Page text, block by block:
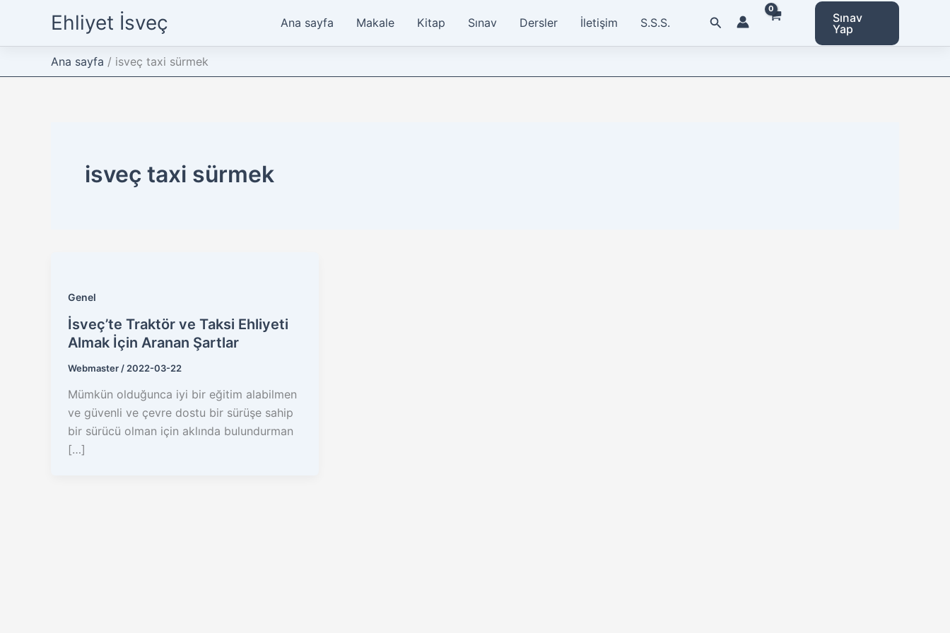
Ehliyet İsveç Ana sayfa Makale Kitap Sınav Dersler İletişim S.S.S. Arama
Sınav
Yap
Ana sayfa isveç taxi sürmek
isveç taxi sürmek
Genel
İsveç’te Traktör ve Taksi Ehliyeti
Almak İçin Aranan Şartlar
Webmaster / 2022-03-22
Mümkün olduğunca iyi bir eğitim alabilmen
ve güvenli ve çevre dostu bir sürüşe sahip
bir sürücü olman için aklında bulundurman
[…]